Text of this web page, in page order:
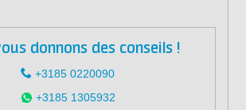
donnons des conseils !
+3185 0220090
+3185 1305932